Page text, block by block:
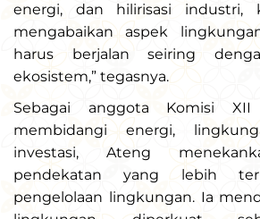
energi, dan hilirisasi industri,
mengabaikan aspek
harus berjalan seiring
ekosistem,” tegasnya.
Sebagai anggota Komisi
membidangi energi,
investasi, Ateng
pendekatan yang lebih
pengelolaan lingkungan. Ia